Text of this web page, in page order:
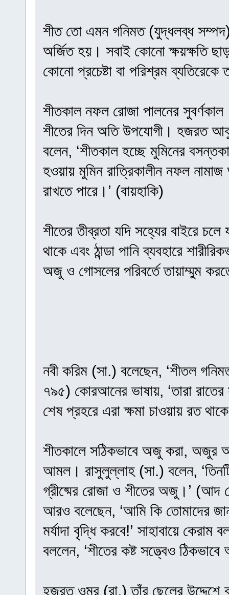
শীত তো এমন গনিমত (যুদ্ধলব্ধ সম্পদ),
অর্জিত হয়। সবাই কোনো ক্ষয়ক্ষতি
কোনো প্রচেষ্টা বা পরিশ্রম
শীতকাল নফল রোজা পালনের
শীতের দিন অতি উপযোগী। হজরত আবু
বলেন, ‘শীতকাল হচ্ছে মুমিনের
হওয়ায় মুমিন রাত্রিকালীন নফল
রাখতে পারে।’ (বায়হাকি)
শীতের তীব্রতা যদি সহ্যের বাইরে
থাকে এবং ঠান্ডা পানি ব্যবহারে
অজু ও গোসলের পরিবর্তে তায়াম্মুম
নবী করিম (সা.) বলেছেন, ‘শীতল
৭৯৫) কোরআনের ভাষায়, ‘তারা
শেষ প্রহরে এরা ক্ষমা চাওয়ায় রত
শীতকালে সঠিকভাবে অজু করা, অজুর
আমল। রাসুলুল্লাহ (সা.) বলেন,
গ্রীষ্মের রোজা ও শীতের অজু।’ (আদ
আরও বলেছেন, ‘আমি কি তোমাদের
মর্যাদা বৃদ্ধি করবে!’ সাহাবায়ে
বললেন, ‘শীতের কষ্ট সত্ত্বেও
হজরত ওমর (রা.) তাঁর ছেলের উদ্দেশে